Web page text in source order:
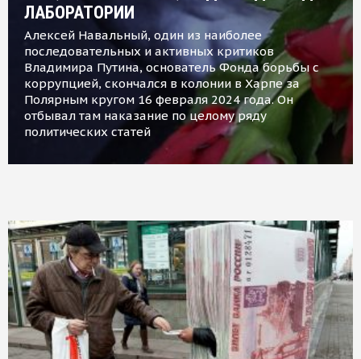
ЛАБОРАТОРИИ
Алексей Навальный, один из наиболее
последовательных и активных критиков
Владимира Путина, основатель Фонда борьбы с
коррупцией, скончался в колонии в Харпе за
Полярным кругом 16 февраля 2024 года. Он
отбывал там наказание по целому ряду
политических статей